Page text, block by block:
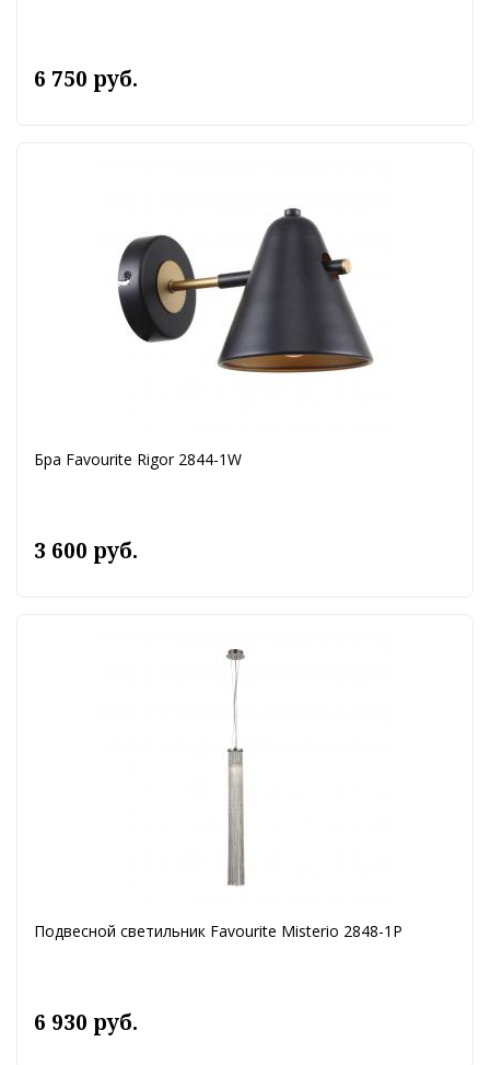
6 750 руб.
Бра Favourite Rigor 2844-1W
3 600 руб.
Подвесной светильник Favourite Misterio 2848-1P
6 930 руб.